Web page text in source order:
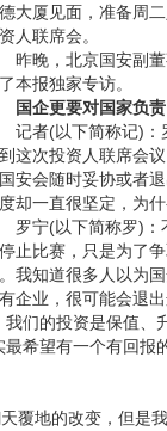
大厦见面，准备周
人联席会。
晚，北京国安副董
本报独家专访。
国企更要对国家负责
者(以下简称记)：
这次投资人联席会
安会随时妥协或者
却一直很坚定，为什
宁(以下简称罗)：
止比赛，只是为了
我知道很多人以为
企业，很可能会退
们的投资是保值、
希望有一个有回报
地的改变，但是